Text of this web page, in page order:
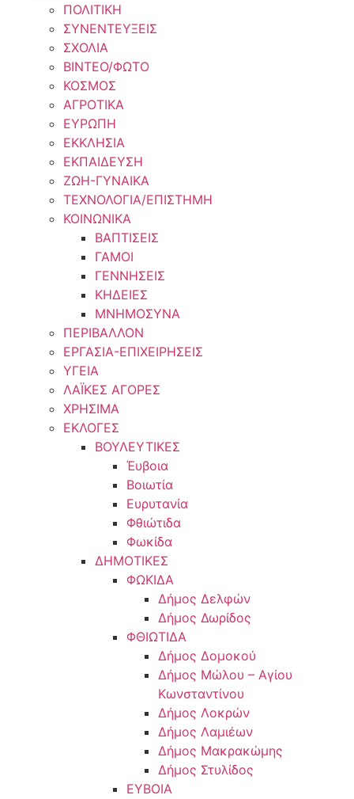
ΠΟΛΙΤΙΚΗ
ΣΥΝΕΝΤΕΥΞΕΙΣ
ΣΧΟΛΙΑ
ΒΙΝΤΕΟ/ΦΩΤΟ
ΚΟΣΜΟΣ
ΑΓΡΟΤΙΚΑ
ΕΥΡΩΠΗ
ΕΚΚΛΗΣΙΑ
ΕΚΠΑΙΔΕΥΣΗ
ΖΩΗ-ΓΥΝΑΙΚΑ
ΤΕΧΝΟΛΟΓΙΑ/ΕΠΙΣΤΗΜΗ
ΚΟΙΝΩΝΙΚΑ
ΒΑΠΤΙΣΕΙΣ
ΓΑΜΟΙ
ΓΕΝΝΗΣΕΙΣ
ΚΗΔΕΙΕΣ
ΜΝΗΜΟΣΥΝΑ
ΠΕΡΙΒΑΛΛΟΝ
ΕΡΓΑΣΙΑ-ΕΠΙΧΕΙΡΗΣΕΙΣ
ΥΓΕΙΑ
ΛΑΪΚΕΣ ΑΓΟΡΕΣ
ΧΡΗΣΙΜΑ
ΕΚΛΟΓΕΣ
ΒΟΥΛΕΥΤΙΚΕΣ
Έυβοια
Βοιωτία
Ευρυτανία
Φθιώτιδα
Φωκίδα
ΔΗΜΟΤΙΚΕΣ
ΦΩΚΙΔΑ
Δήμος Δελφών
Δήμος Δωρίδος
ΦΘΙΩΤΙΔΑ
Δήμος Δομοκού
Δήμος Μώλου – Αγίου
Κωνσταντίνου
Δήμος Λοκρών
Δήμος Λαμιέων
Δήμος Μακρακώμης
Δήμος Στυλίδος
ΕΥΒΟΙΑ